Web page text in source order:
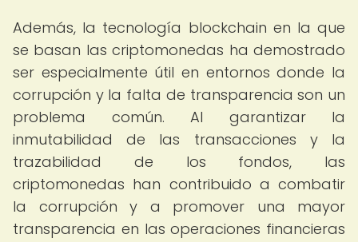
Además, la tecnología blockchain en la que
se basan las criptomonedas ha demostrado
ser especialmente útil en entornos donde la
corrupción y la falta de transparencia son un
problema común. Al garantizar la
inmutabilidad de las transacciones y la
trazabilidad de los fondos, las
criptomonedas han contribuido a combatir
la corrupción y a promover una mayor
transparencia en las operaciones financieras